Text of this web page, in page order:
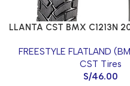
LLANTA CST BMX C1213N
FREESTYLE FLATLAND
CST Tires
S/46.00